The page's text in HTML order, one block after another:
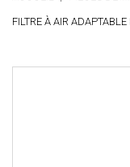
FILTRE À AIR